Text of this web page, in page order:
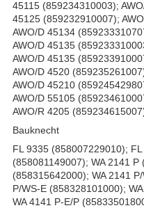
Bauknecht
FL 9335 (858007229010);
(858081149007); WA 2141 P
(858315642000); WA 2141
P/WS-E (858328101000);
WA 4141 P-E/P